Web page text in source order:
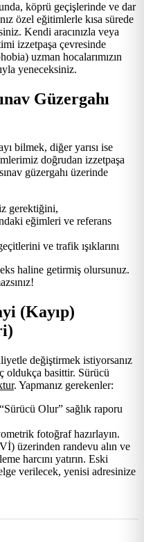
köprü geçişlerinde ve dar
özel eğitimlerle kısa sürede
Kendi aracınızla veya
izzetpaşa çevresinde
uzman hocalarımızın
yeneceksiniz.
Güzergahı
bilmek, diğer yarısı ise
doğrudan izzetpaşa
güzergahı üzerinde
gerektiğini,
eğimleri ve referans
ve trafik ışıklarını
haline getirmiş olursunuz.
(Kayıp)
değiştirmek istiyorsanız
oldukça basittir. Sürücü
. Yapmanız gerekenler:
Olur” sağlık raporu
fotoğraf hazırlayın.
üzerinden randevu alın ve
harcını yatırın. Eski
verilecek, yenisi adresinize